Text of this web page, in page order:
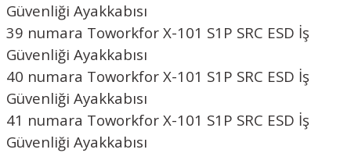
Güvenliği Ayakkabısı
39 numara Toworkfor X-101 S1P SRC ESD İş
Güvenliği Ayakkabısı
40 numara Toworkfor X-101 S1P SRC ESD İş
Güvenliği Ayakkabısı
41 numara Toworkfor X-101 S1P SRC ESD İş
Güvenliği Ayakkabısı